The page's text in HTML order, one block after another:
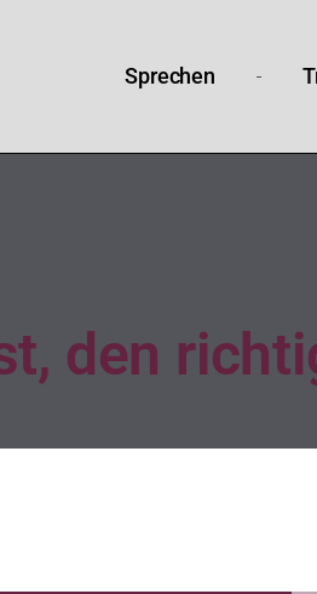
Sprechen
den